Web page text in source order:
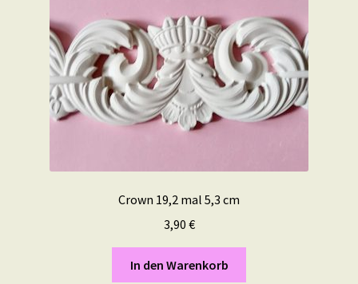
Crown 19,2 mal 5,3 cm
3,90 €
In den Warenkorb